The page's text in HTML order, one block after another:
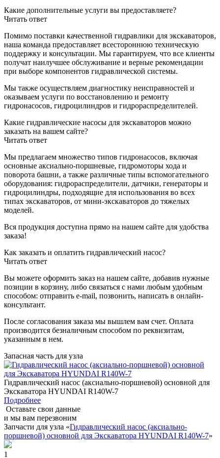
Какие дополнительные услуги вы предоставляете?
Читать ответ
Помимо поставки качественной гидравлики для экскаваторов,
наша команда предоставляет всестороннюю техническую
поддержку и консультации. Мы гарантируем, что все клиенты
получат наилучшее обслуживание и верные рекомендации
при выборе компонентов гидравлической системы.
Мы также осуществляем диагностику неисправностей и
оказываем услуги по восстановлению и ремонту
гидронасосов, гидроцилиндров и гидрораспределителей.
Какие гидравлические насосы для экскаваторов можно
заказать на вашем сайте?
Читать ответ
Мы предлагаем множество типов гидронасосов, включая
основные аксиально-поршневые, гидромоторы хода и
поворота башни, а также различные типы вспомогательного
оборудования: гидрораспределители, датчики, генераторы и
гидроцилиндры, подходящие для использования во всех
типах экскаваторов, от мини-экскаваторов до тяжелых
моделей.
Вся продукция доступна прямо на нашем сайте для удобства
заказа!
Как заказать и оплатить гидравлический насос?
Читать ответ
Вы можете оформить заказ на нашем сайте, добавив нужные
позиции в корзину, либо связаться с нами любым удобным
способом: отправить e-mail, позвонить, написать в онлайн-
консультант.
После согласования заказа мы вышлем вам счет. Оплата
производится безналичным способом по реквизитам,
указанным в нем.
Запасная часть для узла
Гидравлический насос (аксиально-поршневой) основной для
Экскаватора HYUNDAI R140W-7
Подробнее
Оставьте свои данные
и мы вам перезвоним
Запчасти для узла «Гидравлический насос (аксиально-
поршневой) основной для Экскаватора HYUNDAI R140W-7»
1